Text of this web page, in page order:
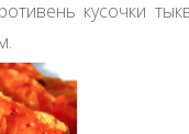
кусочки